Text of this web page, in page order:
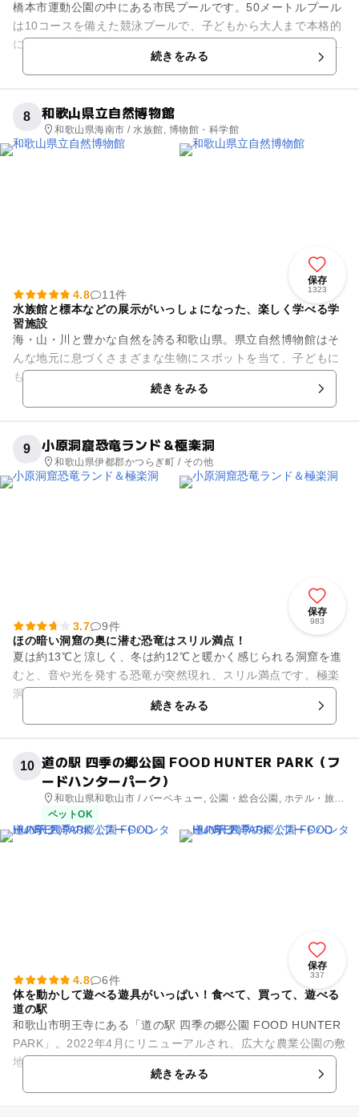
橋本市運動公園の中にある市民プールです。50メートルプール
は10コースを備えた競泳プールで、子どもから大人まで本格的
に水泳に取り組めます。 子どもプールには、ジャングルを思わ
続きをみる
8 和歌山県立自然博物館
和歌山県海南市 / 水族館, 博物館・科学館
保存
1323
4.8
11件
水族館と標本などの展示がいっしょになった、楽しく学べる学
習施設
海・山・川と豊かな自然を誇る和歌山県。県立自然博物館はそ
んな地元に息づくさまざまな生物にスポットを当て、子どもに
もわかりやすく解説してくれるスポットです。大きく2つに分
かれているこちらの展示室は...続きをみる
9 小原洞窟恐竜ランド＆極楽洞
和歌山県伊都郡かつらぎ町 / その他
保存
983
3.7
9件
ほの暗い洞窟の奥に潜む恐竜はスリル満点！
夏は約13℃と涼しく、冬は約12℃と暖かく感じられる洞窟を進
むと、音や光を発する恐竜が突然現れ、スリル満点です。極楽
洞には、極楽と地獄それぞれにつながる2つの道があって霊界
の不思議を体験できます...続きをみる
10 道の駅 四季の郷公園 FOOD HUNTER PARK（フ
ードハンターパーク）
和歌山県和歌山市 / バーベキュー, 公園・総合公園, ホテル・旅
館, 道の駅
ペットOK
保存
337
4.8
6件
体を動かして遊べる遊具がいっぱい！食べて、買って、遊べる
道の駅
和歌山市明王寺にある「道の駅 四季の郷公園 FOOD HUNTER
PARK」。2022年4月にリニューアルされ、広大な農業公園の敷
地内には、「食べる」「買う」「遊ぶ」「体験する」「観察す
続きをみる